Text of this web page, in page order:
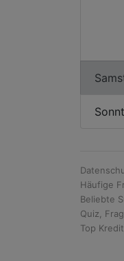
Häufige
Beliebte
Quiz,
Top